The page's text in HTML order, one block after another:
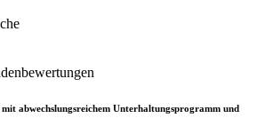
abwechslungsreichem Unterhaltungsprogramm und